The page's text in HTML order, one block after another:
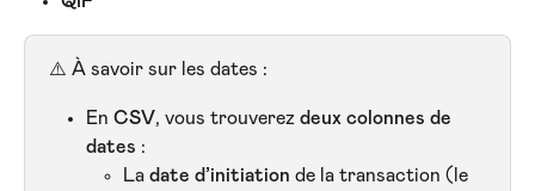
⚠️ À savoir sur les dates :
En CSV, vous trouverez deux colonnes de
dates :
La date d’initiation de la transaction (le